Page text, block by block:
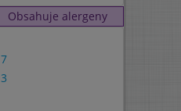
Obsahuje alergeny
7
3